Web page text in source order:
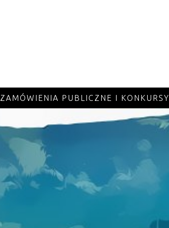
ZAMÓWIENIA PUBLICZNE I KONKURSY